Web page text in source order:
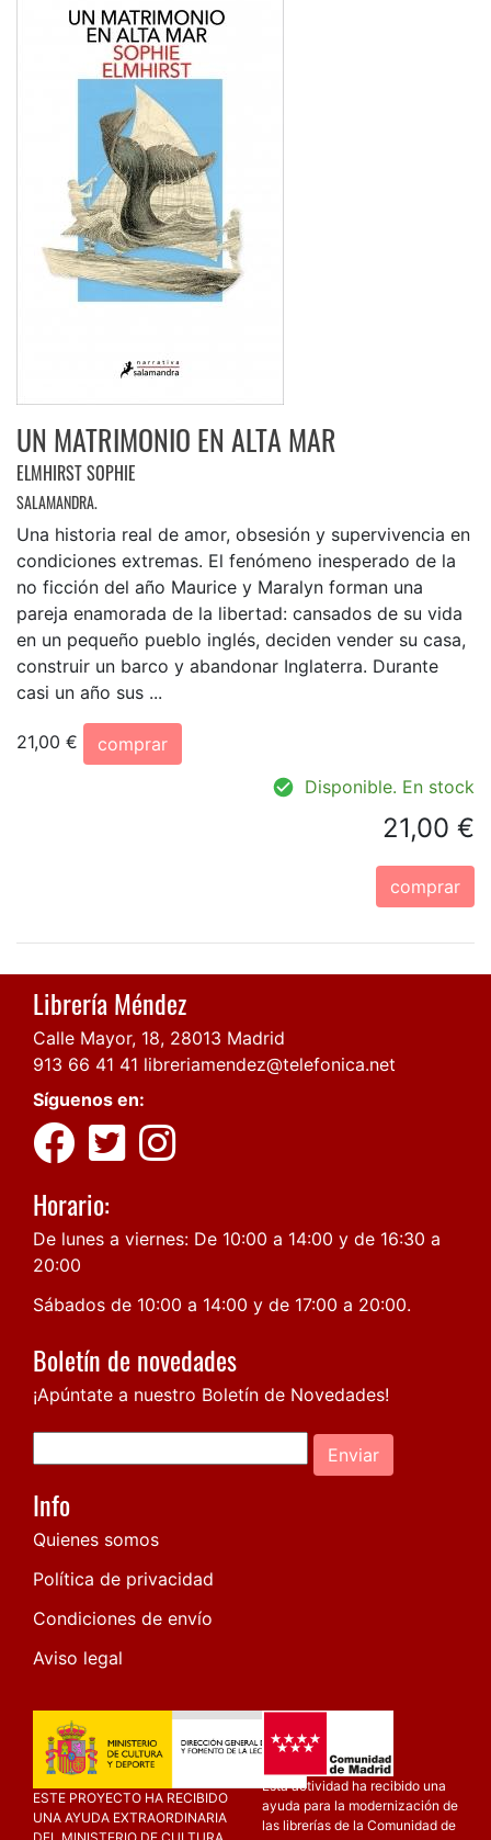
UN MATRIMONIO EN ALTA MAR
ELMHIRST SOPHIE
SALAMANDRA.
Una historia real de amor, obsesión y supervivencia en
condiciones extremas. El fenómeno inesperado de la
no ficción del año Maurice y Maralyn forman una
pareja enamorada de la libertad: cansados de su vida
en un pequeño pueblo inglés, deciden vender su casa,
construir un barco y abandonar Inglaterra. Durante
casi un año sus ...
21,00 €
comprar
Disponible. En stock
21,00 €
comprar
Librería Méndez
Calle Mayor, 18, 28013 Madrid
913 66 41 41 libreriamendez@telefonica.net
Síguenos en:
Horario:
De lunes a viernes: De 10:00 a 14:00 y de 16:30 a
20:00
Sábados de 10:00 a 14:00 y de 17:00 a 20:00.
Boletín de novedades
¡Apúntate a nuestro Boletín de Novedades!
Enviar
Info
Quienes somos
Política de privacidad
Condiciones de envío
Aviso legal
ESTE PROYECTO HA RECIBIDO
UNA AYUDA EXTRAORDINARIA
Esta actividad ha recibido una
ayuda para la modernización de
las librerías de la Comunidad de